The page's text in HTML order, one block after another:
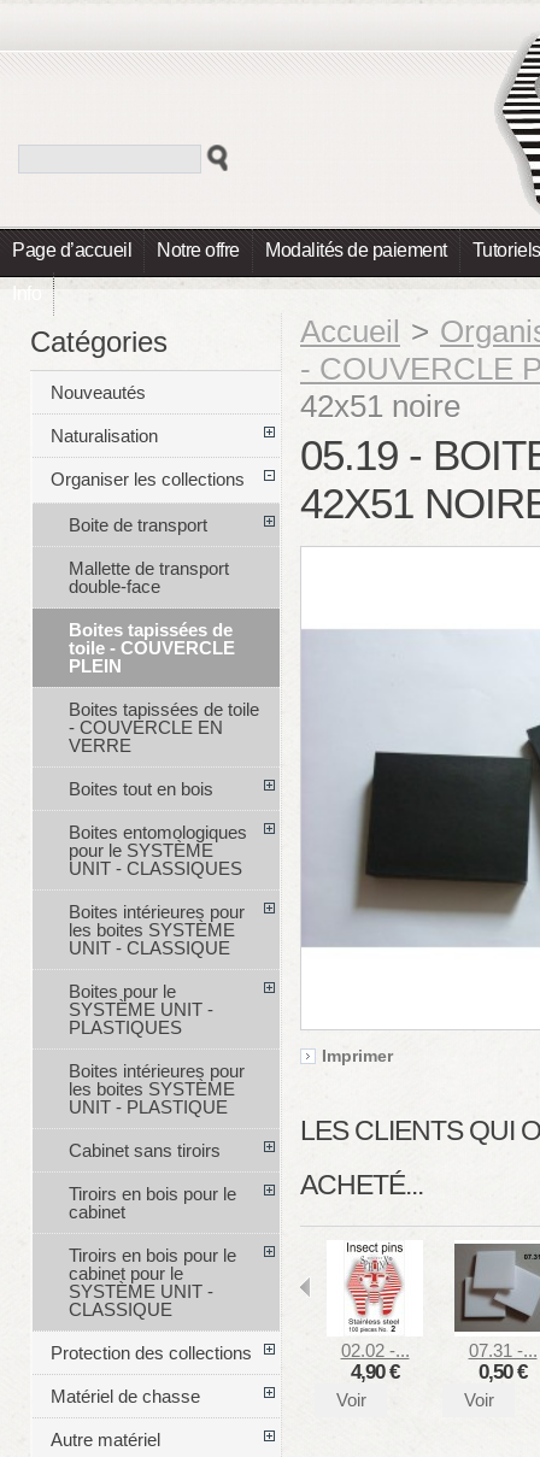
Page d’accueil Notre offre Modalités de paiement Tutoriels
Info
Accueil >
- COUVERCLE
42x51 noire
05.19 -
42X51
Imprimer
LES CLIENTS QUI
ACHETÉ...
02.02 -...
4,90 €
Voir
07.31 -...
0,50 €
Voir
Catégories
Nouveautés
Naturalisation
Organiser les collections
Boite de transport
Mallette de transport
double-face
Boites tapissées de
toile - COUVERCLE
PLEIN
Boites tapissées de toile
- COUVERCLE EN
VERRE
Boites tout en bois
Boites entomologiques
pour le SYSTÈME
UNIT - CLASSIQUES
Boites intérieures pour
les boites SYSTÈME
UNIT - CLASSIQUE
Boites pour le
SYSTÈME UNIT -
PLASTIQUES
Boites intérieures pour
les boites SYSTÈME
UNIT - PLASTIQUE
Cabinet sans tiroirs
Tiroirs en bois pour le
cabinet
Tiroirs en bois pour le
cabinet pour le
SYSTÈME UNIT -
CLASSIQUE
Protection des collections
Matériel de chasse
Autre matériel